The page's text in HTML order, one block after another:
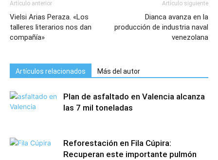
Artículo anterior
Vielsi Arias Peraza. «Los
talleres literarios nos dan
compañía»
Artículo siguiente
Dianca avanza en la
producción de industria naval
venezolana
Artículos relacionados Más del autor
Plan de asfaltado en Valencia alcanza
las 7 mil toneladas
Reforestación en Fila Cúpira:
Recuperan este importante pulmón